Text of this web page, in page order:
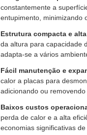
constantemente a
entupimento, minimizando
Estrutura compacta e
da altura para capacidade
adapta-se a vários
Fácil manutenção e
calor a placas para
adicionando ou
Baixos custos
perda de calor e a alta
economias significativas